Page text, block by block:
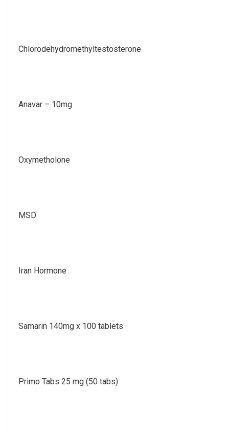
Chlorodehydromethyltestosterone
Anavar – 10mg
Oxymetholone
MSD
Iran Hormone
Samarin 140mg x 100 tablets
Primo Tabs 25 mg (50 tabs)